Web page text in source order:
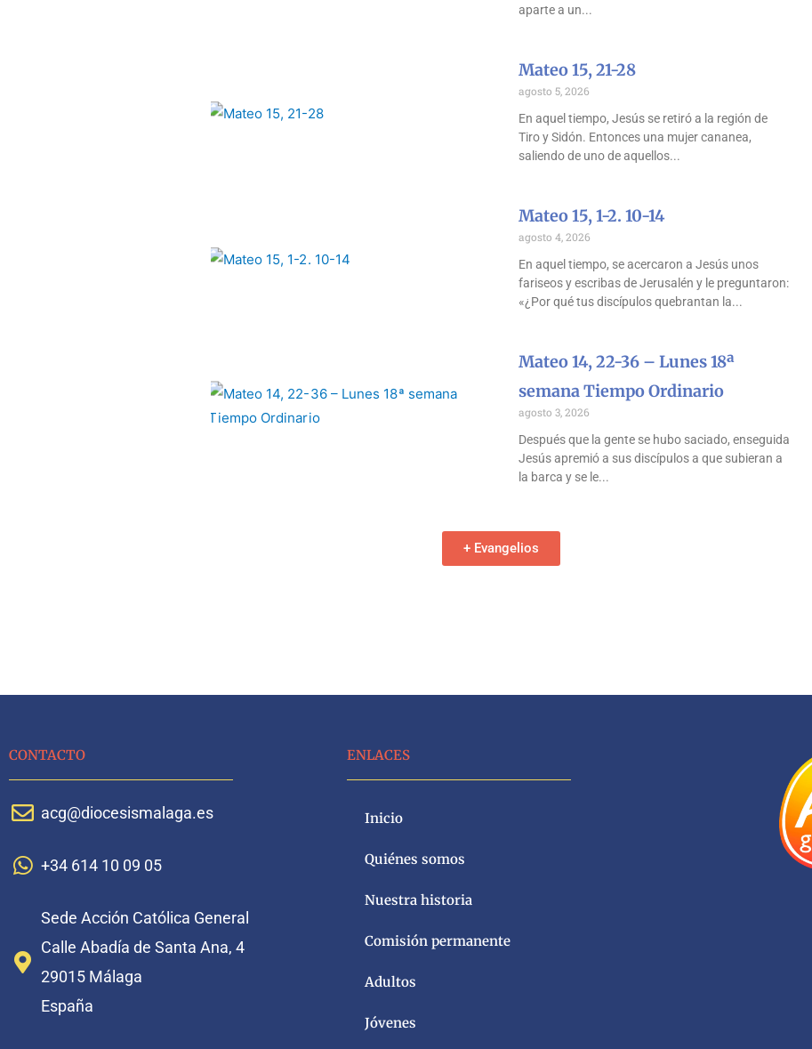
aparte a un
Mateo 15, 21-28
agosto 5, 2026
En aquel tiempo, Jesús se retiró a la región de
Tiro y Sidón. Entonces una mujer cananea,
saliendo de uno de aquellos
Mateo 15, 1-2. 10-14
agosto 4, 2026
En aquel tiempo, se acercaron a Jesús unos
fariseos y escribas de Jerusalén y le preguntaron:
«¿Por qué tus discípulos quebrantan la
Mateo 14, 22-36 – Lunes 18ª
semana Tiempo Ordinario
agosto 3, 2026
Después que la gente se hubo saciado, enseguida
Jesús apremió a sus discípulos a que subieran a
la barca y se le
+ Evangelios
CONTACTO
acg@diocesismalaga.es
+34 614 10 09 05
Sede Acción Católica General
Calle Abadía de Santa Ana, 4
29015 Málaga
España
ENLACES
Inicio
Quiénes somos
Nuestra historia
Comisión permanente
Adultos
Jóvenes